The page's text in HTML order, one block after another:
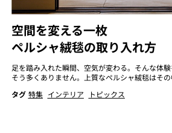
空間を変える一枚
ペルシャ絨毯の取り入れ方
足を踏み入れた瞬間、空気が変わる。そんな体験
そう多くありません。上質なペルシャ絨毯はそ
タグ 特集 インテリア
トピックス